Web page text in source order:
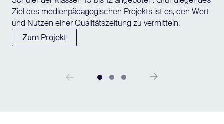
Ziel des medienpädagogischen Projekts ist es, den Wert
und Nutzen einer Qualitätszeitung zu vermitteln.
Zum Projekt